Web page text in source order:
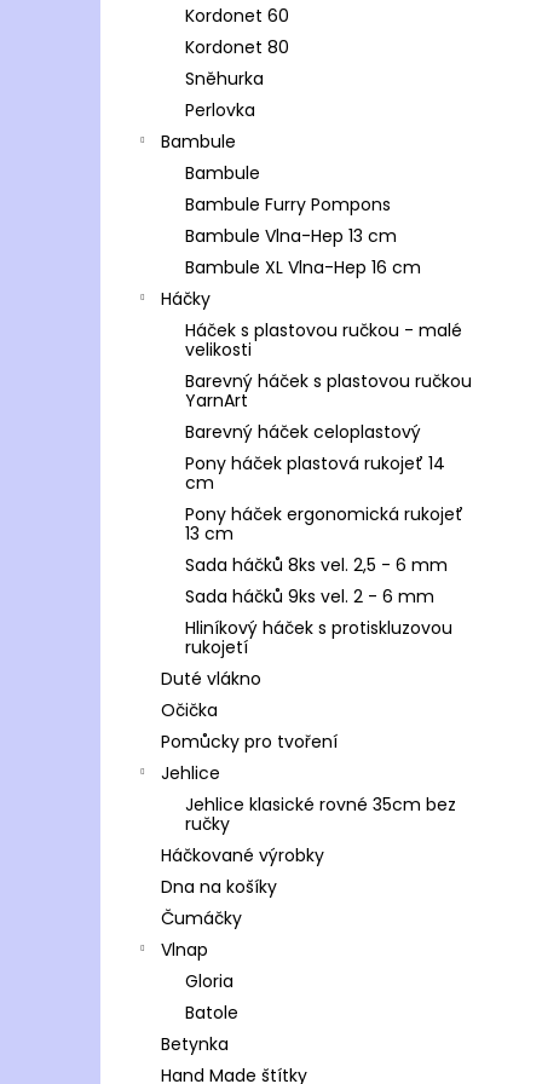
Kordonet 60
Kordonet 80
Sněhurka
Perlovka
Bambule
Bambule
Bambule Furry Pompons
Bambule Vlna-Hep 13 cm
Bambule XL Vlna-Hep 16 cm
Háčky
Háček s plastovou ručkou - malé
velikosti
Barevný háček s plastovou ručkou
YarnArt
Barevný háček celoplastový
Pony háček plastová rukojeť 14
cm
Pony háček ergonomická rukojeť
13 cm
Sada háčků 8ks vel. 2,5 - 6 mm
Sada háčků 9ks vel. 2 - 6 mm
Hliníkový háček s protiskluzovou
rukojetí
Duté vlákno
Očička
Pomůcky pro tvoření
Jehlice
Jehlice klasické rovné 35cm bez
ručky
Háčkované výrobky
Dna na košíky
Čumáčky
Vlnap
Gloria
Batole
Betynka
Hand Made štítky